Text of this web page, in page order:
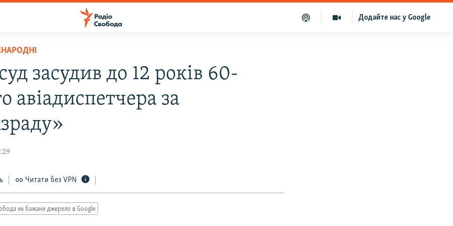
Додайте нас у Google
засудив до 12 років 60-
авіадиспетчера за
Читати без VPN
як бажане джерело в Google